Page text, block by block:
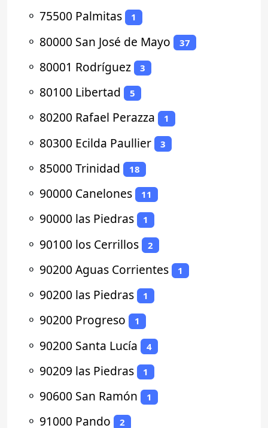
⚬ 75500 Palmitas 1
⚬ 80000 San José de Mayo 37
⚬ 80001 Rodríguez 3
⚬ 80100 Libertad 5
⚬ 80200 Rafael Perazza 1
⚬ 80300 Ecilda Paullier 3
⚬ 85000 Trinidad 18
⚬ 90000 Canelones 11
⚬ 90000 las Piedras 1
⚬ 90100 los Cerrillos 2
⚬ 90200 Aguas Corrientes 1
⚬ 90200 las Piedras 1
⚬ 90200 Progreso 1
⚬ 90200 Santa Lucía 4
⚬ 90209 las Piedras 1
⚬ 90600 San Ramón 1
⚬ 91000 Pando 2